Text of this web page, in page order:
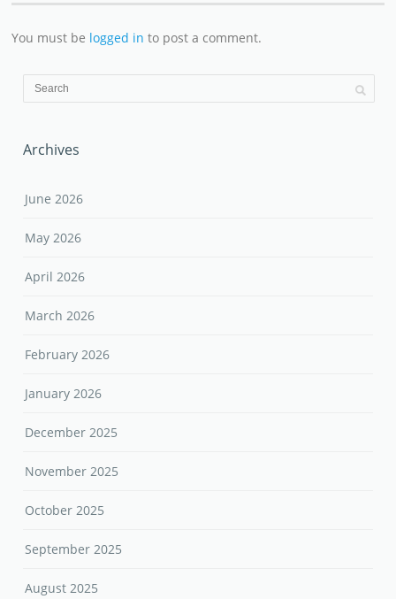
You must be logged in to post a comment.
Archives
June 2026
May 2026
April 2026
March 2026
February 2026
January 2026
December 2025
November 2025
October 2025
September 2025
August 2025